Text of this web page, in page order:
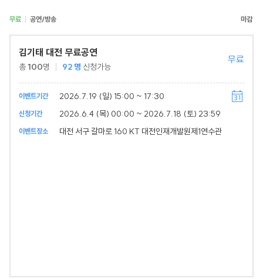
무료 공연/방송
김기태 대전 무료공연
총100명 92 명 신청가능
무료
이벤트기간 2026.7.19 (일) 15:00 ~ 17:30
신청기간 2026.6.4 (목) 00:00 ~ 2026.7.18 (토) 23:59
이벤트장소 대전 서구 갈마로 160 KT 대전인재개발원제1연수관